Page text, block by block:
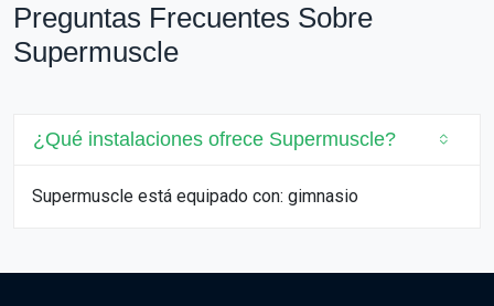
Preguntas Frecuentes Sobre
Supermuscle
¿Qué instalaciones ofrece Supermuscle?
Supermuscle está equipado con: gimnasio